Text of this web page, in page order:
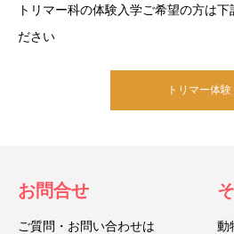
トリマー科の体験入学ご希望の方は
ださい
トリマー体験
お問合せ
ご質問・お問い合わせは 動